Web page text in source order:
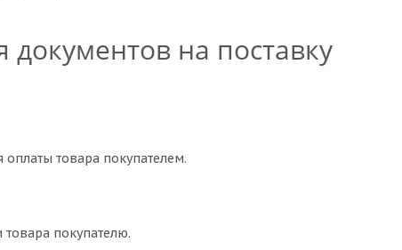
на поставку
оплаты товара покупателем.
покупателю.